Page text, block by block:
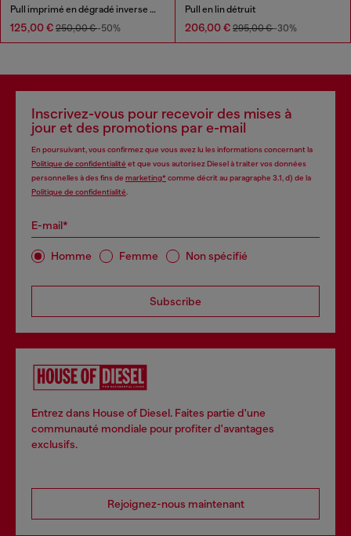
Pull imprimé en dégradé inverse avec lettrage
125,00 € 250,00 €-50%
Pull en lin détruit
206,00 € 295,00 €-30%
Inscrivez-vous pour recevoir des mises à
jour et des promotions par e-mail
En poursuivant, vous confirmez que vous avez lu les informations concernant la
Politique de confidentialité et que vous autorisez Diesel à traiter vos données
personnelles à des fins de marketing*comme décrit au paragraphe 3.1, d) de la
Politique de confidentialité
E-mail*
Homme Femme Non spécifié
Subscribe
Entrez dans House of Diesel. Faites partie d'une
communauté mondiale pour profiter d'avantages
exclusifs.
Rejoignez-nous maintenant